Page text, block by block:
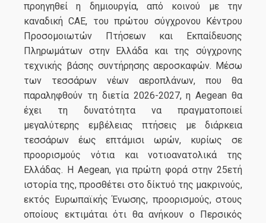
προηγηθεί η δημιουργία, από κοινού με την
καναδική CAE, του πρώτου σύγχρονου Κέντρου
Προσομοιωτών Πτήσεων και Εκπαίδευσης
Πληρωμάτων στην Ελλάδα και της σύγχρονης
τεχνικής βάσης συντήρησης αεροσκαφών. Μέσω
των τεσσάρων νέων αεροπλάνων, που θα
παραληφθούν τη διετία 2026-2027, η Aegean θα
έχει τη δυνατότητα να πραγματοποιεί
μεγαλύτερης εμβέλειας πτήσεις με διάρκεια
τεσσάρων έως επτάμισι ωρών, κυρίως σε
προορισμούς νότια και νοτιοανατολικά της
Ελλάδας. Η Aegean, για πρώτη φορά στην 25ετή
ιστορία της, προσθέτει στο δίκτυό της μακρινούς,
εκτός Ευρωπαϊκής Ένωσης, προορισμούς, στους
οποίους εκτιμάται ότι θα ανήκουν ο Περσικός